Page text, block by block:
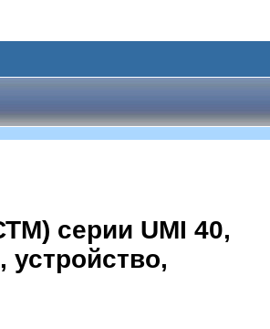
серии UMI 40,
устройство,